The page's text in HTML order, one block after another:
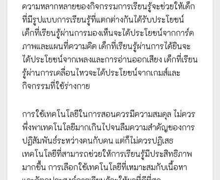
ความหลากหลายของกิจกรรมการเรียนรู้จะช่วยให้เด็ก
ที่มีรูปแบบการเรียนรู้ที่แตกต่างกันได้รับประโยชน์
เด็กที่เรียนรู้ผ่านการมองเห็นจะได้ประโยชน์จากการ์ด
ภาพและแผนที่ความคิด เด็กที่เรียนรู้ผ่านการได้ยินจะ
ได้ประโยชน์จากเพลงและการอ่านออกเสียง เด็กที่เรียน
รู้ผ่านการเคลื่อนไหวจะได้ประโยชน์จากเกมส์และ
กิจกรรมที่ใช้ร่างกาย
การใช้เทคโนโลยีในการสอนควรมีความสมดุล ไม่ควร
พึ่งพาเทคโนโลยีมากเกินไปจนลืมความสำคัญของการ
ปฏิสัมพันธ์ระหว่างคนกับคน แต่ก็ไม่ควรปฏิเสธ
เทคโนโลยีที่สามารถช่วยให้การเรียนรู้มีประสิทธิภาพ
มากขึ้น การเลือกใช้เทคโนโลยีที่เหมาะสมกับเนื้อหา